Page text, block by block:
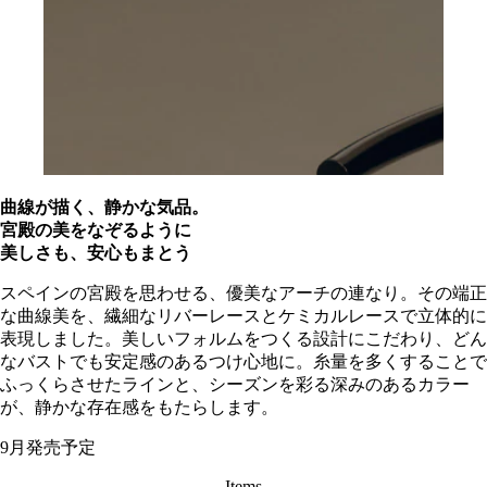
曲線が描く、静かな気品。
宮殿の美をなぞるように
美しさも、安心もまとう
スペインの宮殿を思わせる、優美なアーチの連なり。その端正
な曲線美を、繊細なリバーレースとケミカルレースで立体的に
表現しました。美しいフォルムをつくる設計にこだわり、どん
なバストでも安定感のあるつけ心地に。糸量を多くすることで
ふっくらさせたラインと、シーズンを彩る深みのあるカラー
が、静かな存在感をもたらします。
9月発売予定